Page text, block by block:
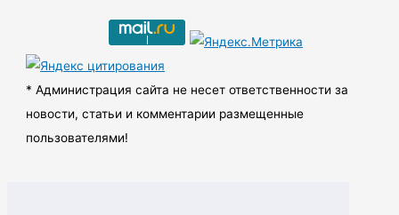
ы
* Администрация сайта не несет ответственности за
новости, статьи и комментарии размещенные
пользователями!